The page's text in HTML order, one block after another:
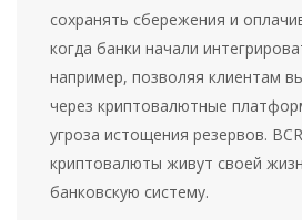
сохранять сбережения и
когда банки начали
например, позволяя клиентам
через криптовалютные
угроза истощения резервов.
криптовалюты живут своей
банковскую систему.